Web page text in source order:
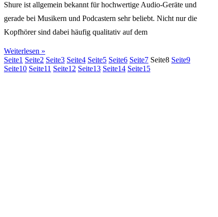
Shure ist allgemein bekannt für hochwertige Audio-Geräte und
gerade bei Musikern und Podcastern sehr beliebt. Nicht nur die
Kopfhörer sind dabei häufig qualitativ auf dem
Weiterlesen »
Seite1 Seite2 Seite3 Seite4 Seite5 Seite6 Seite7 Seite8 Seite9
Seite10 Seite11 Seite12 Seite13 Seite14 Seite15